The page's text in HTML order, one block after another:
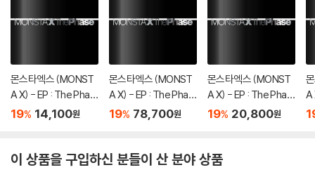
몬스타엑스 (MONST
A X) - EP : The Phas
e [DIGIPAK ver.][5종
19% 14,100원
몬스타엑스 (MONST
A X) - EP : The Phas
e [4종 SET]
19% 78,700원
몬스타엑스 (MONST
A X) - EP : The Phas
e [OFFSET ver.]
19% 20,800원
A
e
이 상품을 구입하신 분들이 산 분야 상품